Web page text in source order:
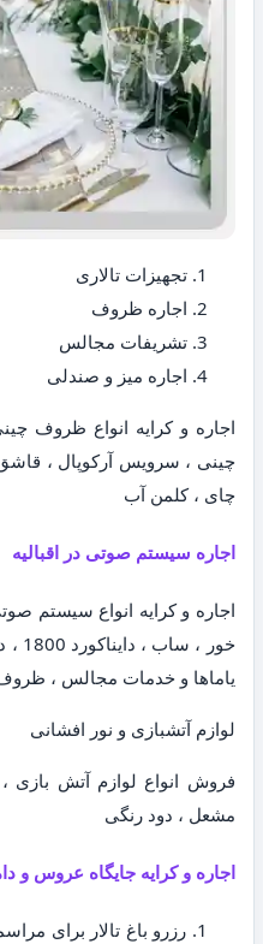
تجهیزات تالاری
اجاره ظروف
تشریفات مجالس
اجاره میز و صندلی
اجاره و کرایه انواع
چینی ، سرویس آرکوپال ،
چای ، کلمن آب
اجاره سیستم صوتی در اقبالیه
اجاره و کرایه انواع سیستم
یاماها و خدمات مجالس ،
لوازم آتشبازی و نور افشانی
فروش انواع لوازم آتش بازی ،
مشعل ، دود رنگی
اجاره و کرایه جایگاه عروس و
رزرو باغ تالار برای